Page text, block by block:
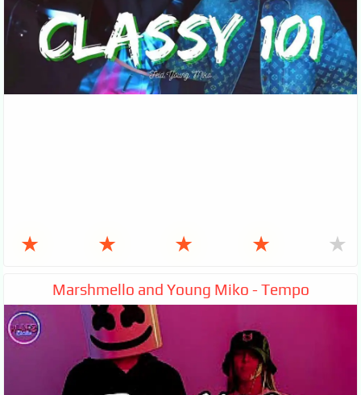
★ ★ ★ ★ ★
Marshmello and Young Miko - Tempo